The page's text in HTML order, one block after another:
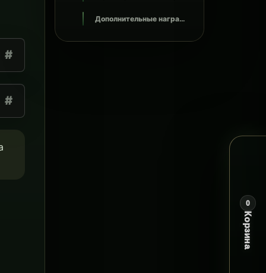
#
#
Дополнительные награды с шансомС некоторым шансом можно получить: - Мифическую книгу зачарований - Легендарную книгу зачарований - Эпическую книгу зачарований - Редкую книгу зачарований - Необычную книгу зачарований - Обычную книгу зачарований - Баночку опыта (50 LVL) - Вихревой стержень - Золотую морковь - Золотое яблоко - Сердце моря - Алмаз - Незеритовый лом - Голову визер-скелета - Увеличитель слотов для кастомных зачарований - Чёрный свиток - Любой кастомный предмет
0
Корзина